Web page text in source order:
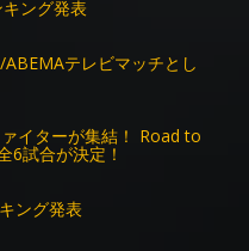
ング発表
テレビマッチとし
イターが集結！ Road to
6試合が決定！
ング発表